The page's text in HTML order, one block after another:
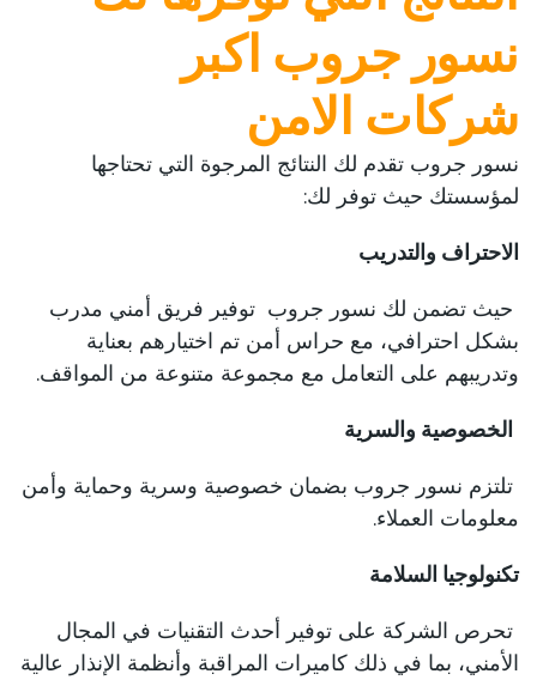
نسور جروب اكبر
شركات الامن
نسور جروب تقدم لك النتائج المرجوة التي تحتاجها
لمؤسستك حيث توفر لك:
الاحتراف والتدريب
حيث تضمن لك نسور جروب توفير فريق أمني مدرب
بشكل احترافي، مع حراس أمن تم اختيارهم بعناية
وتدريبهم على التعامل مع مجموعة متنوعة من المواقف.
الخصوصية والسرية
تلتزم نسور جروب بضمان خصوصية وسرية وحماية وأمن
معلومات العملاء.
تكنولوجيا السلامة
تحرص الشركة على توفير أحدث التقنيات في المجال
الأمني، بما في ذلك كاميرات المراقبة وأنظمة الإنذار عالية